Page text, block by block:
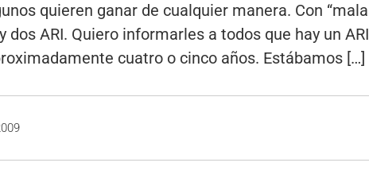
quieren ganar de cualquier manera. Con
ARI. Quiero informarles a todos que hay un
cuatro o cinco años. Estábamos […]